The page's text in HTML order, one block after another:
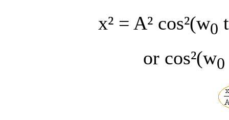
x² = A² cos²(w0
or cos²(w0